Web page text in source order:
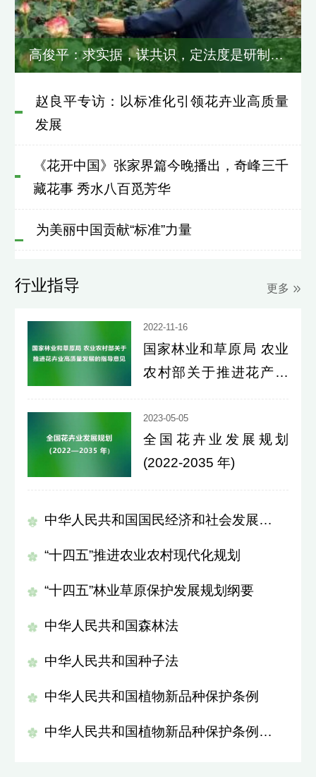
高俊平：求实据，谋共识，定法度是研制者的责任
赵良平专访：以标准化引领花卉业高质量
发展
《花开中国》张家界篇今晚播出，奇峰三千
藏花事 秀水八百觅芳华
为美丽中国贡献“标准”力量
行业指导 更多
2022-11-16
国家林业和草原局 农业
农村部关于推进花产业
2023-05-05
全国花卉业发展规划
(2022-2035 年)
中华人民共和国国民经济和社会发展第十四个五年规划和2035年远景目标纲要
“十四五”推进农业农村现代化规划
“十四五”林业草原保护发展规划纲要
中华人民共和国森林法
中华人民共和国种子法
中华人民共和国植物新品种保护条例
中华人民共和国植物新品种保护条例实施细则(农业部分)